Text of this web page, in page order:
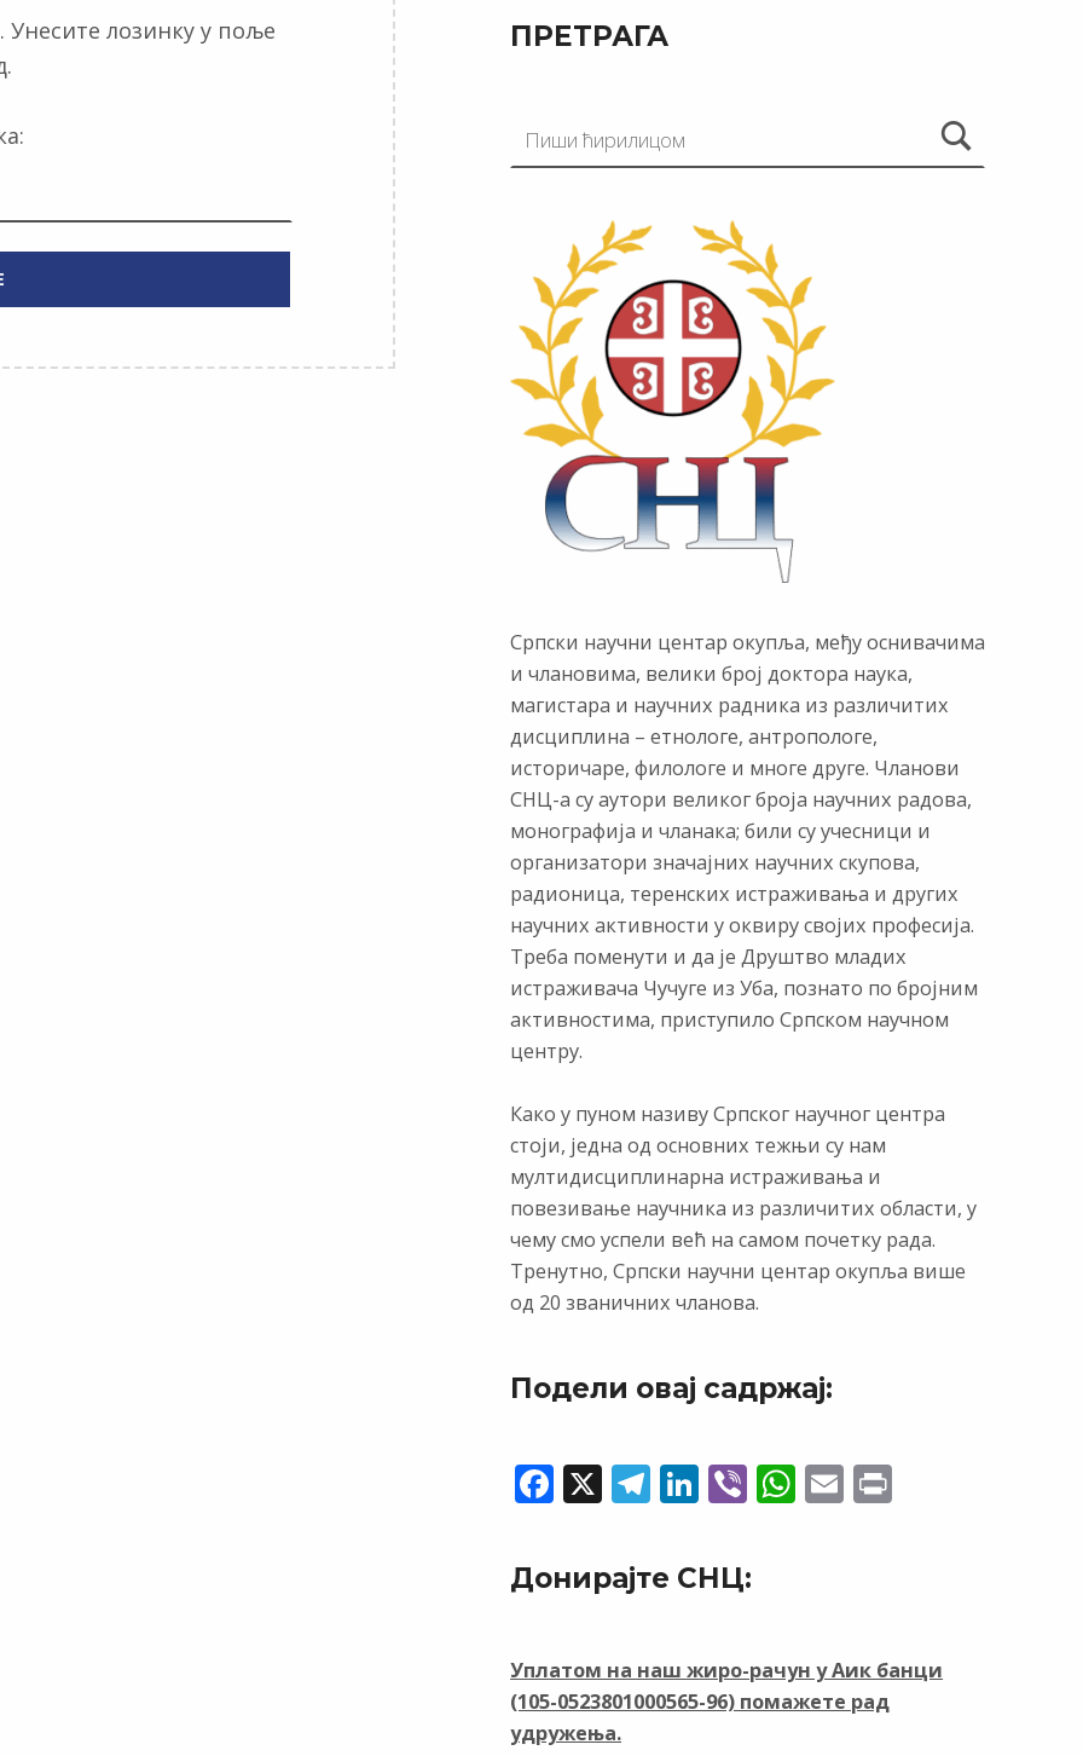
Унесите лозинку у поље
ПРЕТРАГА
Српски научни центар окупља, међу оснивачима
и члановима, велики број доктора наука,
магистара и научних радника из различитих
дисциплина – етнологе, антропологе,
историчаре, филологе и многе друге. Чланови
СНЦ-а су аутори великог броја научних радова,
монографија и чланака; били су учесници и
организатори значајних научних скупова,
радионица, теренских истраживања и других
научних активности у оквиру својих професија.
Треба поменути и да је Друштво младих
истраживача Чучуге из Уба, познато по бројним
активностима, приступило Српском научном
центру.
Како у пуном називу Српског научног центра
стоји, једна од основних тежњи су нам
мултидисциплинарна истраживања и
повезивање научника из различитих области, у
чему смо успели већ на самом почетку рада.
Тренутно, Српски научни центар окупља више
од 20 званичних чланова.
Подели овај садржај:
F
e
b
o
k
X T
e
gr
m
Li
k
e
n
Vi
er
W
p
p
E
Донирајте СНЦ:
Уплатом на наш жиро-рачун у Аик банци
(105-0523801000565-96) помажете рад
удружења.